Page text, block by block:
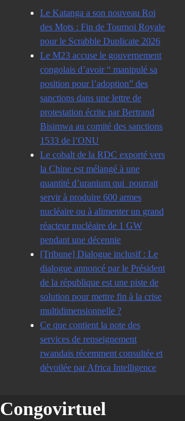
Le Katanga a son nouveau Roi
des Mots : Fin de Tournoi Royale
pour le Scrabble Duplicate 2026
Le M23 accuse le gouvernement
congolais d’avoir “ manipulé sa
position pour l’adoption” des
sanctions dans une lettre de
protestation écrite par Bertrand
Bisimwa au comité des sanctions
1533 de l’ONU
Le cobalt de la RDC exporté vers
la Chine est mélangé à une
quantité d’uranium qui pourrait
servir à produire 600 armes
nucléaire ou à alimenter un grand
réacteur nucléaire de 1 GW
pendant une décennie
[Tribune] Dialogue inclusif : Le
dialogue annoncé par le Président
de la république est une piste de
solution pour mettre fin à la crise
multidimensionnelle ?
Ce que contient la note des
services de renseignement
rwandais récemment consultée et
dévoilée par Africa Intelligence
Congovirtuel